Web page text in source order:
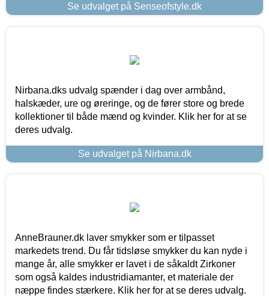
Se udvalget på Senseofstyle.dk
Nirbana.dks udvalg spænder i dag over armbånd,
halskæder, ure og øreringe, og de fører store og brede
kollektioner til både mænd og kvinder. Klik her for at se
deres udvalg.
Se udvalget på Nirbana.dk
AnneBrauner.dk laver smykker som er tilpasset
markedets trend. Du får tidsløse smykker du kan nyde i
mange år, alle smykker er lavet i de såkaldt Zirkoner
som også kaldes industridiamanter, et materiale der
næppe findes stærkere. Klik her for at se deres udvalg.